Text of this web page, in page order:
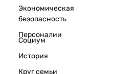
Экономическая
безопасность
Персоналии
Социум
История
Круг семьи